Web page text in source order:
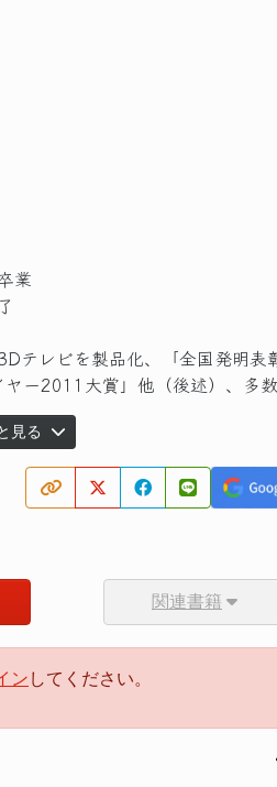
業
テレビを製品化、「全国発明表
ー2011大賞」他（後述）、多数
見る
関連書籍
ン してください。